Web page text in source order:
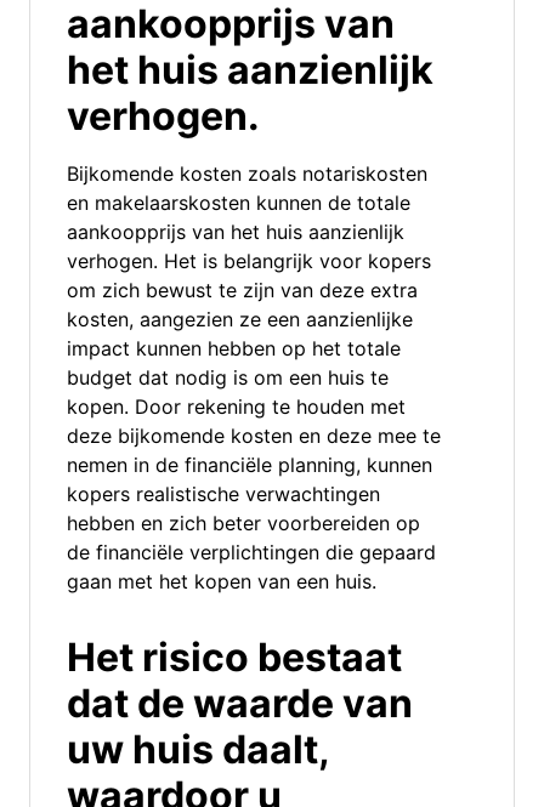
aankoopprijs van
het huis aanzienlijk
verhogen.
Bijkomende kosten zoals notariskosten
en makelaarskosten kunnen de totale
aankoopprijs van het huis aanzienlijk
verhogen. Het is belangrijk voor kopers
om zich bewust te zijn van deze extra
kosten, aangezien ze een aanzienlijke
impact kunnen hebben op het totale
budget dat nodig is om een huis te
kopen. Door rekening te houden met
deze bijkomende kosten en deze mee te
nemen in de financiële planning, kunnen
kopers realistische verwachtingen
hebben en zich beter voorbereiden op
de financiële verplichtingen die gepaard
gaan met het kopen van een huis.
Het risico bestaat
dat de waarde van
uw huis daalt,
waardoor u